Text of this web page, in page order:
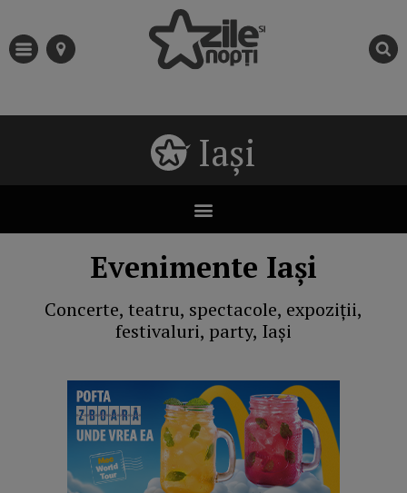
Iași
Evenimente Iași
Concerte, teatru, spectacole, expoziții,
festivaluri, party, Iași